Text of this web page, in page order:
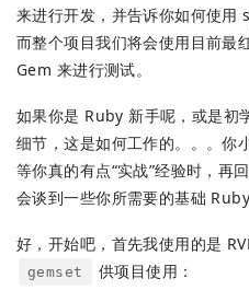
来进行开发，并告诉你如何使用
而整个项目我们将会使用目前最
Gem 来进行测试。
如果你是 Ruby 新手呢，或是初
细节，这是如何工作的。。。你
等你真的有点“实战”经验时，再
会谈到一些你所需要的基础 Ruby
好，开始吧，首先我使用的是
gemset 供项目使用：